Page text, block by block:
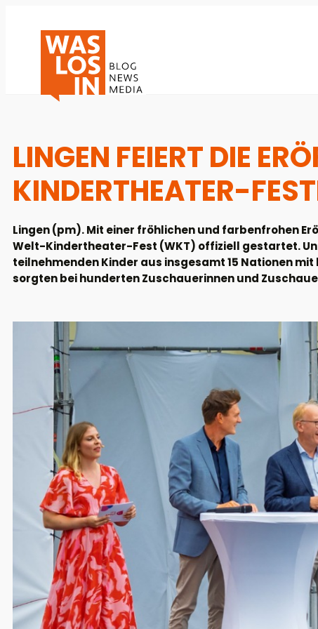
LINGEN FEIERT DIE
KINDERTHEATER-
Lingen (pm). Mit einer fröhlichen und farbenfrohen
Welt-Kindertheater-Fest (WKT) offiziell gestartet.
teilnehmenden Kinder aus insgesamt 15 Nationen
sorgten bei hunderten Zuschauerinnen und